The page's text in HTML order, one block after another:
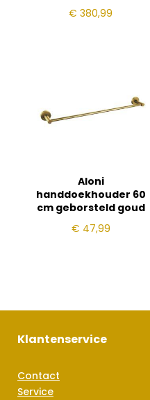
€ 380,99
Aloni
handdoekhouder 60
cm geborsteld goud
€ 47,99
Klantenservice
Contact
Service